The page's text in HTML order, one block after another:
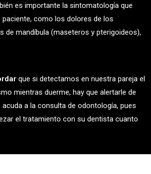
es importante la sintomatología que
como los dolores de los
de mandíbula (maseteros y pterigoideos),
que si detectamos en nuestra pareja el
mientras duerme, hay que alertarle de
acuda a la consulta de odontología, pues
el tratamiento con su dentista cuanto